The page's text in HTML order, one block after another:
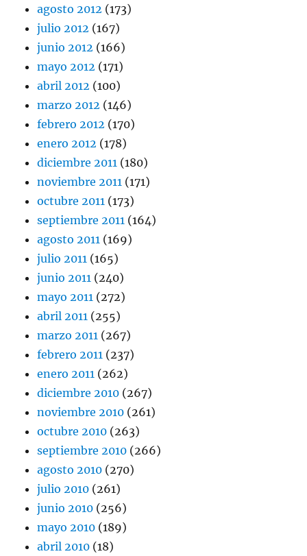
agosto 2012 (173)
julio 2012 (167)
junio 2012 (166)
mayo 2012 (171)
abril 2012 (100)
marzo 2012 (146)
febrero 2012 (170)
enero 2012 (178)
diciembre 2011 (180)
noviembre 2011 (171)
octubre 2011 (173)
septiembre 2011 (164)
agosto 2011 (169)
julio 2011 (165)
junio 2011 (240)
mayo 2011 (272)
abril 2011 (255)
marzo 2011 (267)
febrero 2011 (237)
enero 2011 (262)
diciembre 2010 (267)
noviembre 2010 (261)
octubre 2010 (263)
septiembre 2010 (266)
agosto 2010 (270)
julio 2010 (261)
junio 2010 (256)
mayo 2010 (189)
abril 2010 (18)